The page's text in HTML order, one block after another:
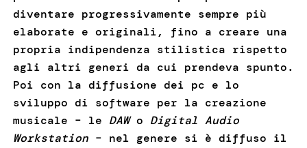
diventare progressivamente sempre più
elaborate e originali, fino a creare una
propria indipendenza stilistica rispetto
agli altri generi da cui prendeva spunto.
Poi con la diffusione dei pc e lo
sviluppo di software per la creazione
musicale – le DAWo Digital Audio
Workstation– nel genere si è diffuso il